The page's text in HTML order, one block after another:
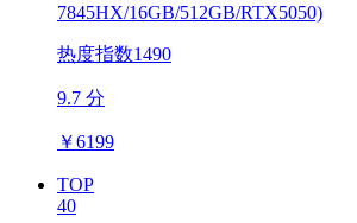
7845HX/16GB/512GB/RTX5050)
热度指数1490
9.7 分
￥6199
TOP
40